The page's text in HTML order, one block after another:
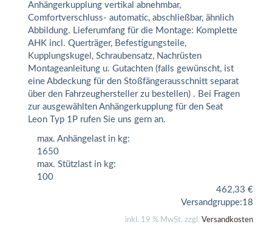
Anhängerkupplung vertikal abnehmbar,
Comfortverschluss- automatic, abschließbar, ähnlich
Abbildung. Lieferumfang für die Montage: Komplette
AHK incl. Querträger, Befestigungsteile,
Kupplungskugel, Schraubensatz, Nachrüsten
Montageanleitung u. Gutachten (falls gewünscht, ist
eine Abdeckung für den Stoßfängerausschnitt separat
über den Fahrzeughersteller zu bestellen) . Bei Fragen
zur ausgewählten Anhängerkupplung für den Seat
Leon Typ 1P rufen Sie uns gern an.
max. Anhängelast in kg:
1650
max. Stützlast in kg:
100
462,33 €
Versandgruppe:18
inkl. 19 % MwSt. zzgl. Versandkosten